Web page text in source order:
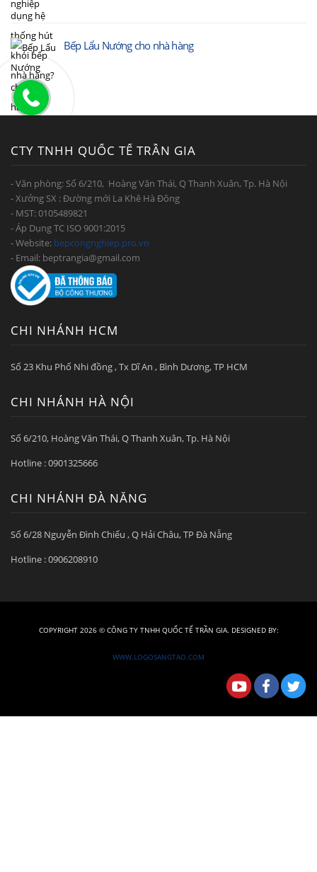
Bếp Lẩu Nướng cho nhà hàng
CTY TNHH QUỐC TẾ TRẦN GIA
- Văn phòng: Số 6/210, Hoàng Văn Thái, Q Thanh Xuân, Tp. Hà Nội
- Xưởng SX : Đường mới La Khê Hà Đông
- MST: 0105489821
- Áp Dụng TC ISO 9001:2015
- Website: bepcongnghiep.pro.vn
- Email: beptrangia@gmail.com
CHI NHÁNH HCM
Số 23 Khu Phố Nhi đồng , Tx Dĩ An , Bình Dương, TP HCM
CHI NHÁNH HÀ NỘI
Số 6/210, Hoàng Văn Thái, Q Thanh Xuân, Tp. Hà Nội
Hotline : 0901325666
CHI NHÁNH ĐÀ NẴNG
Số 6/28 Nguyễn Đình Chiểu , Q Hải Châu, TP Đà Nẵng
Hotline : 0906208910
COPYRIGHT 2026 © CÔNG TY TNHH QUỐC TẾ TRẦN GIA. DESIGNED BY:
WWW.LOGOSANGTAO.COM